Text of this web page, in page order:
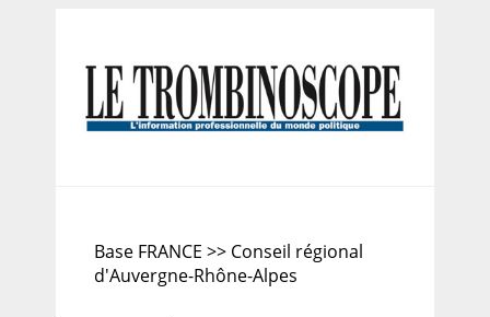
Base FRANCE >> Conseil régional
d'Auvergne-Rhône-Alpes